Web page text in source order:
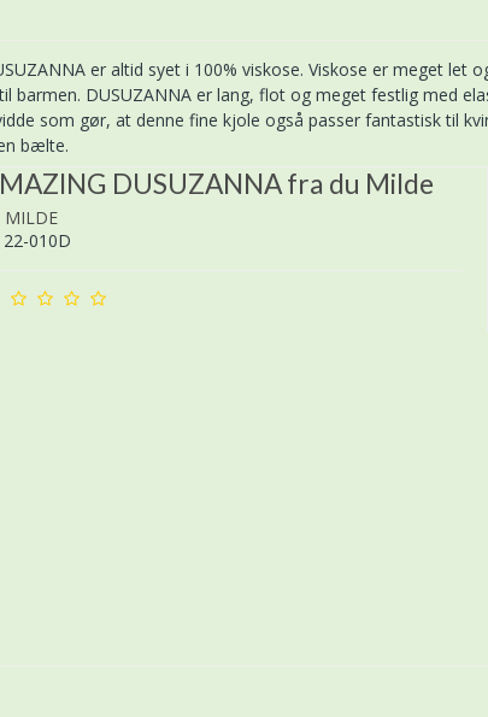
er altid syet i 100% viskose. Viskose er meget
DUSUZANNA er lang, flot og meget festlig med
som gør, at denne fine kjole også passer fantastisk til
bælte.
DUSUZANNA fra du Milde
MILDE
010D